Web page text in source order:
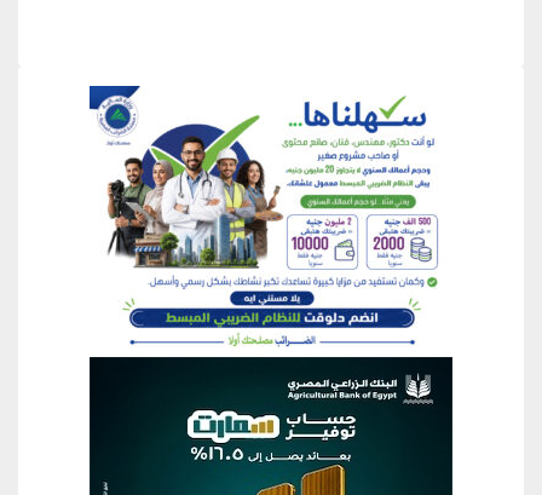
منطقة إعلانية
منطقة إعلانية